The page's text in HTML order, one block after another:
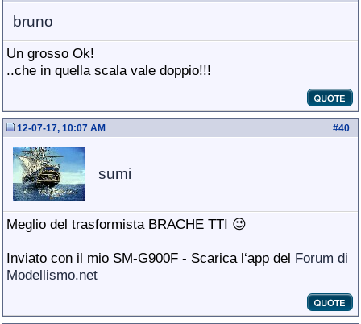
bruno
Un grosso Ok!
..che in quella scala vale doppio!!!
#40
12-07-17, 10:07 AM
sumi
Meglio del trasformista BRACHE TTI 😉
Inviato con il mio SM-G900F - Scarica l‘app del Forum di
Modellismo.net